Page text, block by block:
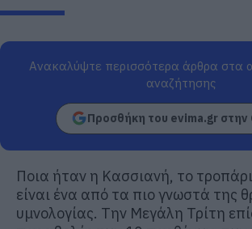
Ανακαλύψτε περισσότερα άρθρα στα
αναζήτησης
Προσθήκη του evima.gr στην
Ποια ήταν η Κασσιανή, το
είναι ένα από τα πιο γνωστά της
υμνολογίας. Την Μεγάλη Τρίτη